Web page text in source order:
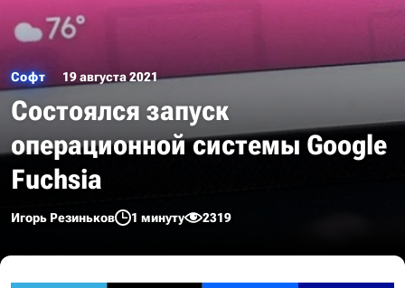
Софт 19 августа 2021
Состоялся запуск
операционной системы Google
Fuchsia
Игорь Резиньков 1 минуту 2319